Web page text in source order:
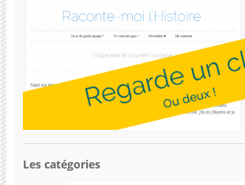
Les catégories